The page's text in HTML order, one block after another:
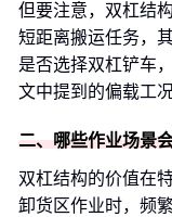
但要注意，双杠结
短距离搬运任务，
是否选择双杠铲车
文中提到的偏载工况
二、哪些作业场景
双杠结构的价值在
卸货区作业时，频